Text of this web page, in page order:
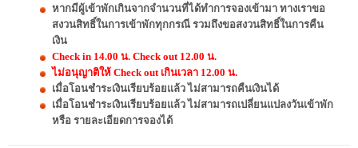
หากมีผู้เข้าพักเกินจากจำนวนที่ได้ทำการจองเข้ามา ทางเราขอ
สงวนสิทธิ์ในการเข้าพักทุกกรณี รวมถึงขอสงวนสิทธิ์ในการคืน
เงิน
Check in 14.00 น. Check out 12.00 น.
ไม่อนุญาติให้ Check out เกินเวลา 12.00 น.
เมื่อโอนชำระเงินเรียบร้อยแล้ว ไม่สามารถคืนเงินได้
เมื่อโอนชำระเงินเรียบร้อยแล้ว ไม่สามารถเปลี่ยนแปลงวันเข้าพัก
หรือ รายละเอียดการจองได้